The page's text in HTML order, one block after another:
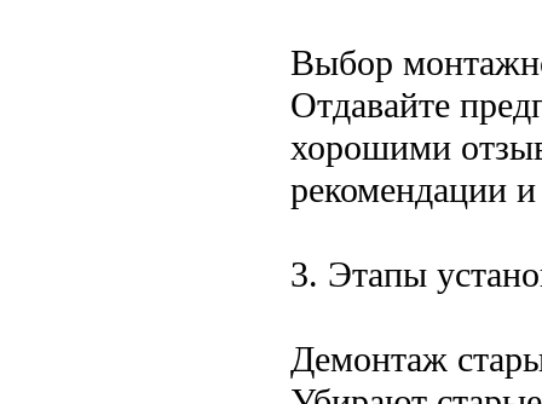
Выбор
Отдавайте
хорошими
рекомендации и
3. Этапы
Демонтаж